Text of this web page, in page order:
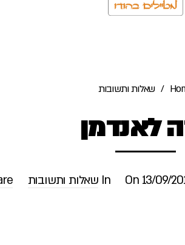
/ שאלות ותשובות
לאנדמן
On 13/09/
In שאלות ותשובות